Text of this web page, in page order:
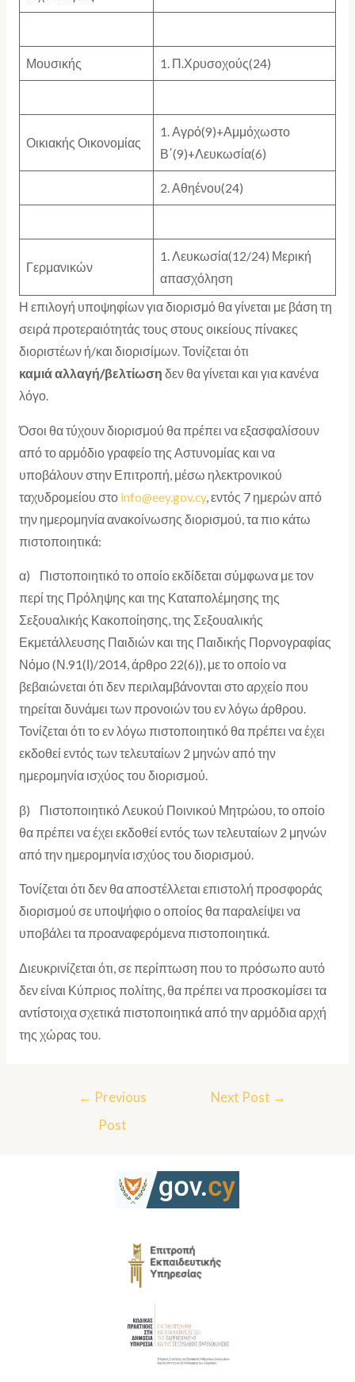
Μουσικής 1. Π.Χρυσοχούς(24)
Οικιακής Οικονομίας
1. Αγρό(9)+Αμμόχωστο
Β΄(9)+Λευκωσία(6)
2. Αθηένου(24)
Γερμανικών
1. Λευκωσία(12/24) Μερική
απασχόληση
Η επιλογή υποψηφίων για διορισμό θα γίνεται με βάση τη
σειρά προτεραιότητάς τους στους οικείους πίνακες
διοριστέων ή/και διορισίμων. Τονίζεται ότι
καμιά αλλαγή/βελτίωση δεν θα γίνεται και για κανένα
λόγο.
Όσοι θα τύχουν διορισμού θα πρέπει να εξασφαλίσουν
από το αρμόδιο γραφείο της Αστυνομίας και να
υποβάλουν στην Επιτροπή, μέσω ηλεκτρονικού
ταχυδρομείου στο info@eey.gov.cy, εντός 7 ημερών από
την ημερομηνία ανακοίνωσης διορισμού, τα πιο κάτω
πιστοποιητικά:
α) Πιστοποιητικό το οποίο εκδίδεται σύμφωνα με τον
περί της Πρόληψης και της Καταπολέμησης της
Σεξουαλικής Κακοποίησης, της Σεξουαλικής
Εκμετάλλευσης Παιδιών και της Παιδικής Πορνογραφίας
Νόμο (Ν.91(Ι)/2014, άρθρο 22(6)), με το οποίο να
βεβαιώνεται ότι δεν περιλαμβάνονται στο αρχείο που
τηρείται δυνάμει των προνοιών του εν λόγω άρθρου.
Τονίζεται ότι το εν λόγω πιστοποιητικό θα πρέπει να έχει
εκδοθεί εντός των τελευταίων 2 μηνών από την
ημερομηνία ισχύος του διορισμού.
β) Πιστοποιητικό Λευκού Ποινικού Μητρώου, το οποίο
θα πρέπει να έχει εκδοθεί εντός των τελευταίων 2 μηνών
από την ημερομηνία ισχύος του διορισμού.
Τονίζεται ότι δεν θα αποστέλλεται επιστολή προσφοράς
διορισμού σε υποψήφιο ο οποίος θα παραλείψει να
υποβάλει τα προαναφερόμενα πιστοποιητικά.
Διευκρινίζεται ότι, σε περίπτωση που το πρόσωπο αυτό
δεν είναι Κύπριος πολίτης, θα πρέπει να προσκομίσει τα
αντίστοιχα σχετικά πιστοποιητικά από την αρμόδια αρχή
της χώρας του.
← Previous
Post
Next Post →